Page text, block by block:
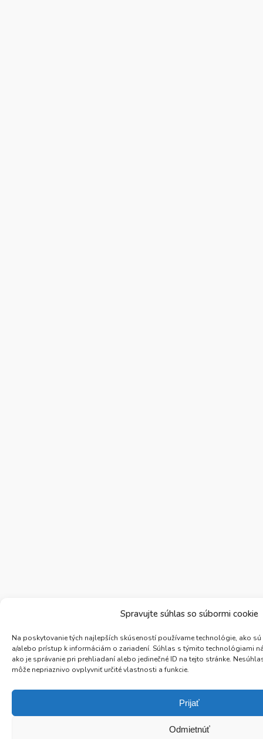
Spravujte súhlas so súbormi cookie
Na poskytovanie tých najlepších skúseností používame technológie, ako
a/alebo prístup k informáciám o zariadení. Súhlas s týmito technológiami
ako je správanie pri prehliadaní alebo jedinečné ID na tejto stránke.
môže nepriaznivo ovplyvniť určité vlastnosti a funkcie.
Prijať
Odmietnúť